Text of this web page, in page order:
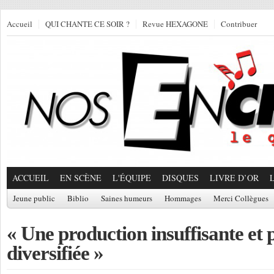
Accueil QUI CHANTE CE SOIR ? Revue HEXAGONE Contribuer
ACCUEIL EN SCÈNE L'ÉQUIPE DISQUES LIVRE D’OR
Jeune public Biblio Saines humeurs Hommages Merci Collègues
« Une production insuffisante et
diversifiée »